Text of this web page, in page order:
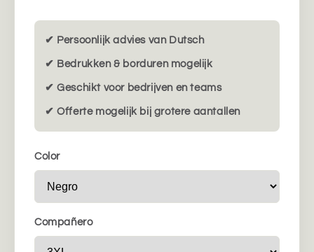
✔ Persoonlijk advies van Dutsch
✔ Bedrukken & borduren mogelijk
✔ Geschikt voor bedrijven en teams
✔ Offerte mogelijk bij grotere aantallen
Color
Compañero